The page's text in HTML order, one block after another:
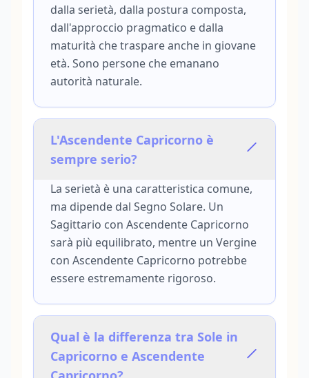
dalla serietà, dalla postura composta,
dall'approccio pragmatico e dalla
maturità che traspare anche in giovane
età. Sono persone che emanano
autorità naturale.
L'Ascendente Capricorno è
sempre serio?
La serietà è una caratteristica comune,
ma dipende dal Segno Solare. Un
Sagittario con Ascendente Capricorno
sarà più equilibrato, mentre un Vergine
con Ascendente Capricorno potrebbe
essere estremamente rigoroso.
Qual è la differenza tra Sole in
Capricorno e Ascendente